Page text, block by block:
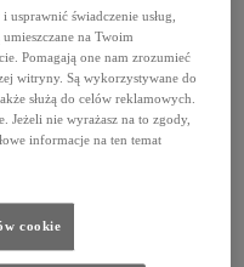
lub mailowy.*
się z Tobą.
usprawnić świadczenie usług,
na Twoim
Pomagają one nam zrozumieć
witryny. Są wykorzystywane do
służą do celów reklamowych.
Jeżeli nie wyrażasz na to zgody,
informacje na ten temat
cookie